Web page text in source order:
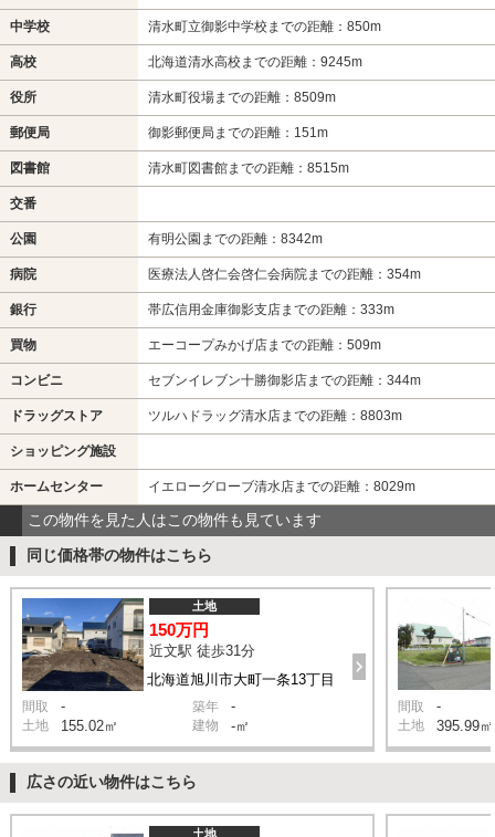
中学校 清水町立御影中学校までの距離：850m
高校 北海道清水高校までの距離：9245m
役所 清水町役場までの距離：8509m
郵便局 御影郵便局までの距離：151m
図書館 清水町図書館までの距離：8515m
交番
公園 有明公園までの距離：8342m
病院 医療法人啓仁会啓仁会病院までの距離：354m
銀行 帯広信用金庫御影支店までの距離：333m
買物 エーコープみかげ店までの距離：509m
コンビニ セブンイレブン十勝御影店までの距離：344m
ドラッグストア ツルハドラッグ清水店までの距離：8803m
ショッピング施設
ホームセンター イエローグローブ清水店までの距離：8029m
この物件を見た人はこの物件も見ています
同じ価格帯の物件はこちら
北海道旭川市大町一条13丁目
土地
150万円
近文駅 徒歩31分
間取 - 築年 -
土地 155.02㎡ 建物 -㎡
間取 -
土地 395.99㎡
広さの近い物件はこちら
土地